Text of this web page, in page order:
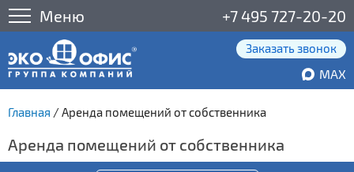
Меню +7 495 727-20-20
Заказать звонок
MAX
Главная /Аренда помещений от собственника
Аренда помещений от собственника